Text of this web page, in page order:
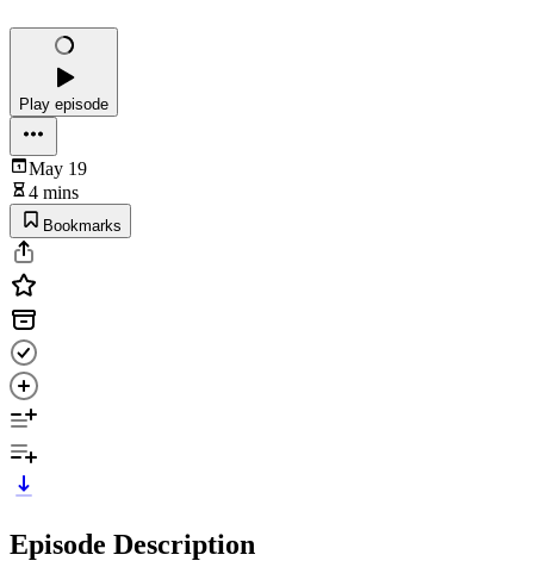
Play episode
May 19
4 mins
Bookmarks
Episode Description